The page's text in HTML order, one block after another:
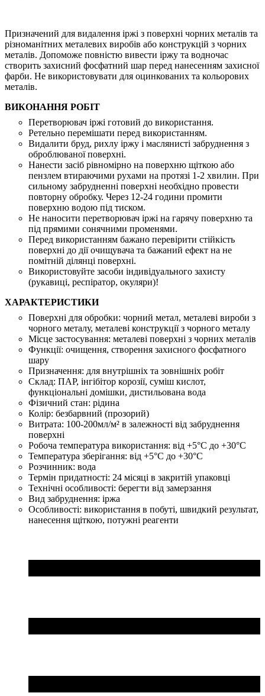
Призначений для видалення іржі з поверхні чорних металів та
різноманітних металевих виробів або конструкцій з чорних
металів. Допоможе повністю вивести іржу та водночас
створить захисний фосфатний шар перед нанесенням захисної
фарби. Не використовувати для оцинкованих та кольорових
металів.
ВИКОНАННЯ РОБІТ
Перетворювач іржі готовий до використання.
Ретельно перемішати перед використанням.
Видалити бруд, рихлу іржу і маслянисті забруднення з
оброблюваної поверхні.
Нанести засіб рівномірно на поверхню щіткою або
пензлем втираючими рухами на протязі 1-2 хвилин. При
сильному забрудненні поверхні необхідно провести
повторну обробку. Через 12-24 години промити
поверхню водою під тиском.
Не наносити перетворювач іржі на гарячу поверхню та
під прямими сонячними променями.
Перед використанням бажано перевірити стійкість
поверхні до дії очищувача та бажаний ефект на не
помітній ділянці поверхні.
Використовуйте засоби індивідуального захисту
(рукавиці, респіратор, окуляри)!
ХАРАКТЕРИСТИКИ
Поверхні для обробки: чорний метал, металеві вироби з
чорного металу, металеві конструкції з чорного металу
Місце застосування: металеві поверхні з чорних металів
Функції: очищення, створення захисного фосфатного
шару
Призначення: для внутрішніх та зовнішніх робіт
Склад: ПАР, інгібітор корозії, суміш кислот,
функціональні домішки, дистильована вода
Фізичний стан: рідина
Колір: безбарвний (прозорий)
Витрата: 100-200мл/м² в залежності від забруднення
поверхні
Робоча температура використання: від +5°C до +30°C
Температура зберігання: від +5°C до +30°C
Розчинник: вода
Термін придатності: 24 місяці в закритій упаковці
Технічні особливості: берегти від замерзання
Вид забруднення: іржа
Особливості: використання в побуті, швидкий результат,
нанесення щіткою, потужні реагенти